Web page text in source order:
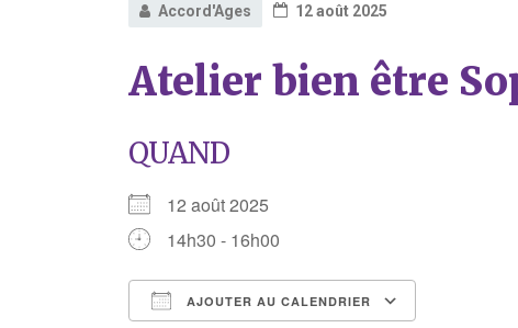
Accord'Ages 12 août 2025
Atelier bien être
QUAND
12 août 2025
14h30 - 16h00
AJOUTER AU CALENDRIER